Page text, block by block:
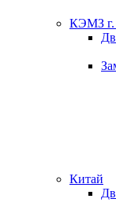
КЭМЗ г.
Китай